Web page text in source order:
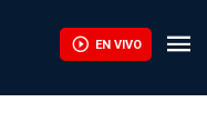
EN VIVO